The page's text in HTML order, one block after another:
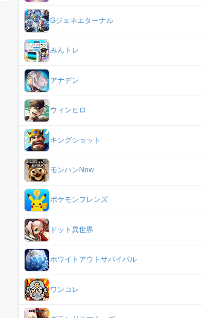
Gジェネエターナル
みんトレ
アナデン
ウィンヒロ
キングショット
モンハンNow
ポケモンフレンズ
ドット異世界
ホワイトアウトサバイバル
ワンコレ